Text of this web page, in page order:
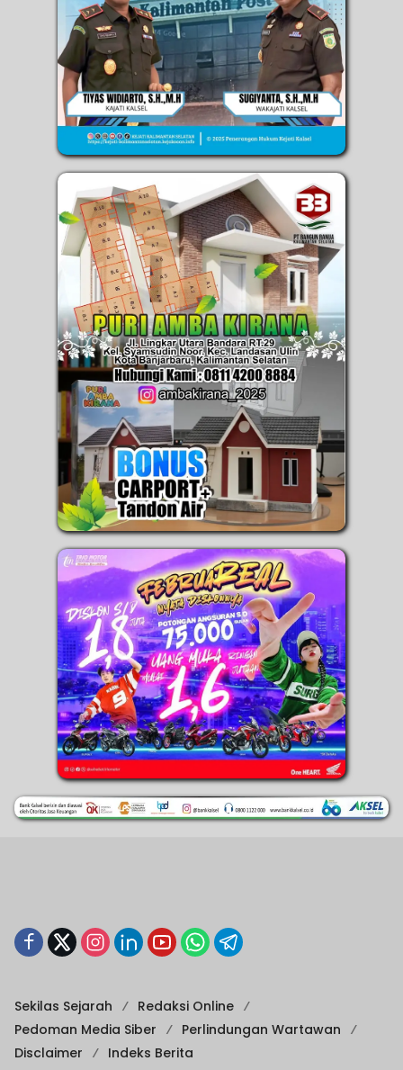
Sekilas Sejarah
Redaksi Online
Pedoman Media Siber
Perlindungan Wartawan
Disclaimer
Indeks Berita